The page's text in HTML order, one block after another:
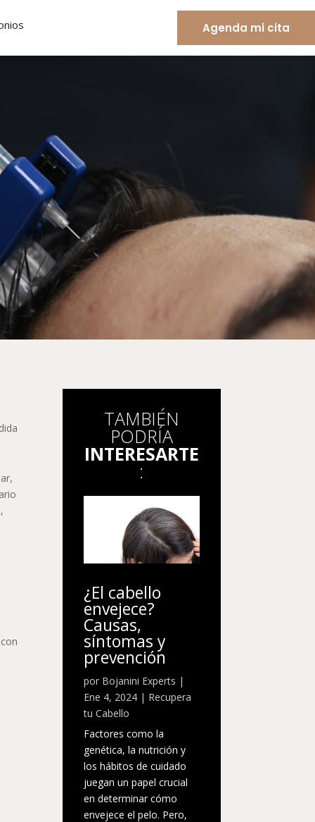
Agenda mi cita
TAMBIÉN
PODRÍA
INTERESARTE
:
¿El cabello
envejece?
Causas,
síntomas y
prevención
por Bojanini Experts |
Ene 4, 2024 | Recupera
tu Cabello
Factores como la
genética, la nutrición y
los hábitos de cuidado
juegan un papel crucial
en determinar cómo
envejece el pelo. Pero,